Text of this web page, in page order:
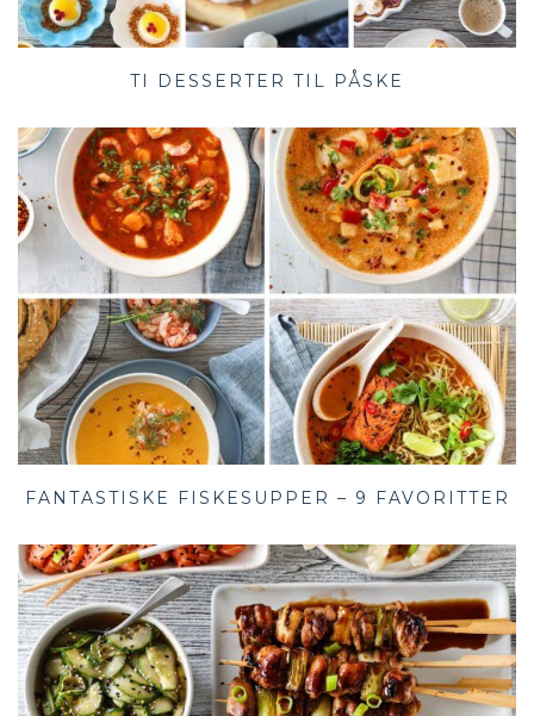
TI DESSERTER TIL PÅSKE
FANTASTISKE FISKESUPPER – 9 FAVORITTER